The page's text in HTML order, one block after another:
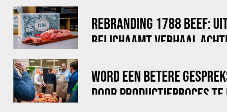
REBRANDING 1788 BEEF:
BELICHAAMT VERHAAL
WORD EEN BETERE
DOOR PRODUCTIEPROCES